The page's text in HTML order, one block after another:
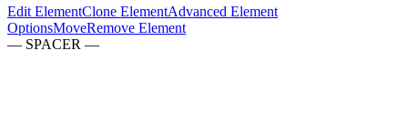
Edit ElementClone ElementAdvanced Element
OptionsMoveRemove Element
— SPACER —